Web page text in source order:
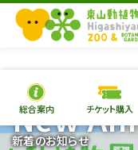
総合案内 チケット購入
新着のお知らせ
New